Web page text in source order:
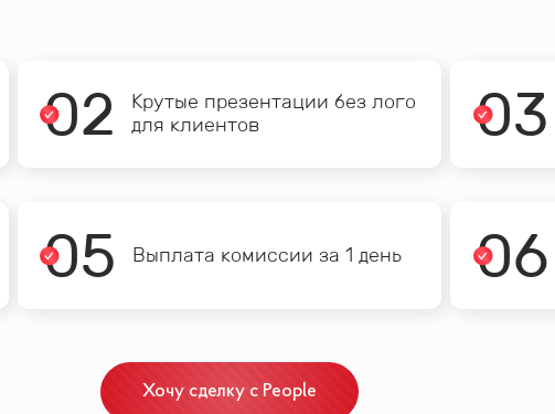
02
Крутые презентации без лого
для клиентов
03
05 Выплата комиссии за 1 день 06
Хочу сделку с People